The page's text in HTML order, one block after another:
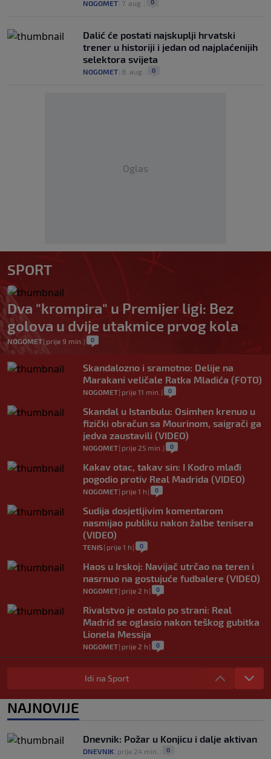
NOGOMET 7. aug. 0
Dalić će postati najskuplji hrvatski
trener u historiji i jedan od najplaćenijih
selektora svijeta
NOGOMET 8. aug. 0
Oglas
SPORT
Dva "krompira" u Premijer ligi: Bez
golova u dvije utakmice prvog kola
NOGOMET| prije 9 min. | 0
Skandalozno i sramotno: Delije na
Marakani veličale Ratka Mladića (FOTO)
NOGOMET| prije 11 min. | 0
Skandal u Istanbulu: Osimhen krenuo u
fizički obračun sa Mourinom, saigrači ga
jedva zaustavili (VIDEO)
NOGOMET| prije 25 min. | 0
Kakav otac, takav sin: I Kodro mlađi
pogodio protiv Real Madrida (VIDEO)
NOGOMET| prije 1 h | 0
Sudija dosjetljivim komentarom
nasmijao publiku nakon žalbe tenisera
(VIDEO)
TENIS| prije 1 h | 0
Haos u Irskoj: Navijač utrčao na teren i
nasrnuo na gostujuće fudbalere (VIDEO)
NOGOMET| prije 2 h | 0
Rivalstvo je ostalo po strani: Real
Madrid se oglasio nakon teškog gubitka
Lionela Messija
NOGOMET| prije 2 h | 0
WNBA igračice odgovorile Kanteru
nakon provokacije: "Nećemo biti politički
0
FIFA-e je vaš novac", danas se suočava s
najvećom krizom
0
Idi na Sport
NAJNOVIJE
Dnevnik: Požar u Konjicu i dalje aktivan
DNEVNIK prije 24 min. 0